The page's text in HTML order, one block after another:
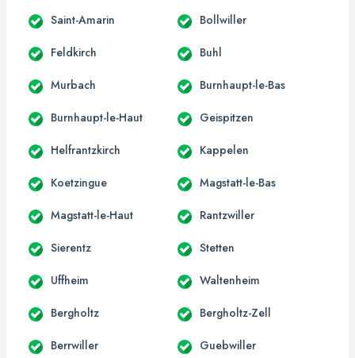
Saint-Amarin Bollwiller
Feldkirch Buhl
Murbach Burnhaupt-le-Bas
Burnhaupt-le-Haut Geispitzen
Helfrantzkirch Kappelen
Koetzingue Magstatt-le-Bas
Magstatt-le-Haut Rantzwiller
Sierentz Stetten
Uffheim Waltenheim
Bergholtz Bergholtz-Zell
Berrwiller Guebwiller